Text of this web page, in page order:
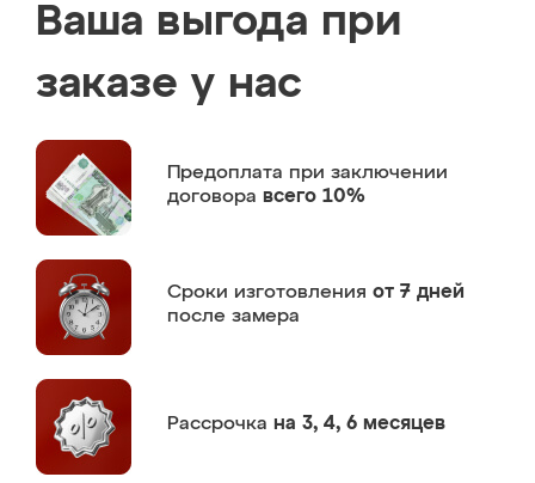
Ваша выгода при
заказе у нас
Предоплата при заключении
договора всего 10%
Сроки изготовления от 7 дней
после замера
Рассрочка на 3, 4, 6 месяцев